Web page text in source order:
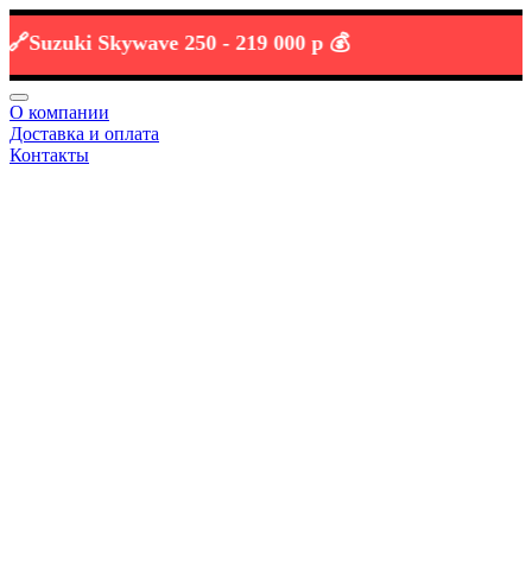
Skywave 250 -219 000 р 💰
О компании
Доставка и оплата
Контакты